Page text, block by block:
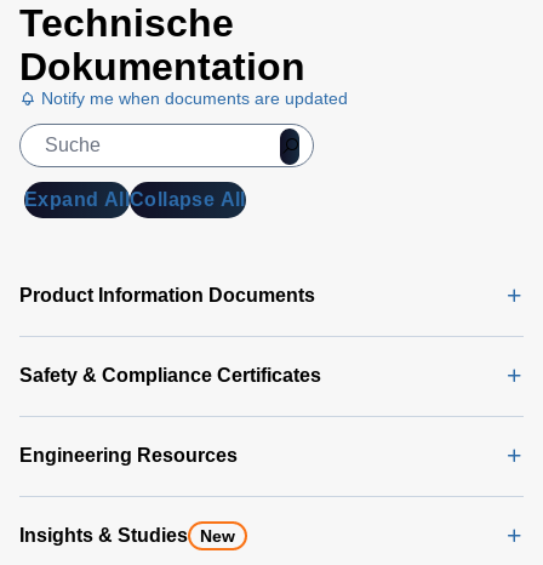
Technische
Dokumentation
Notify me when documents are updated
Expand AllCollapse All
Product Information Documents
Safety & Compliance Certificates
Engineering Resources
Insights & Studies New